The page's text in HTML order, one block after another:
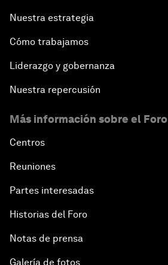
Nuestra estrategia
Cómo trabajamos
Liderazgo y gobernanza
Nuestra repercusión
Más información sobre el Foro
Centros
Reuniones
Partes interesadas
Historias del Foro
Notas de prensa
Galería de fotos